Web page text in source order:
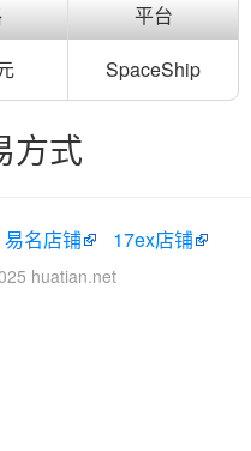
平台
SpaceShip
方式
易名店铺 17ex店铺
huatian.net